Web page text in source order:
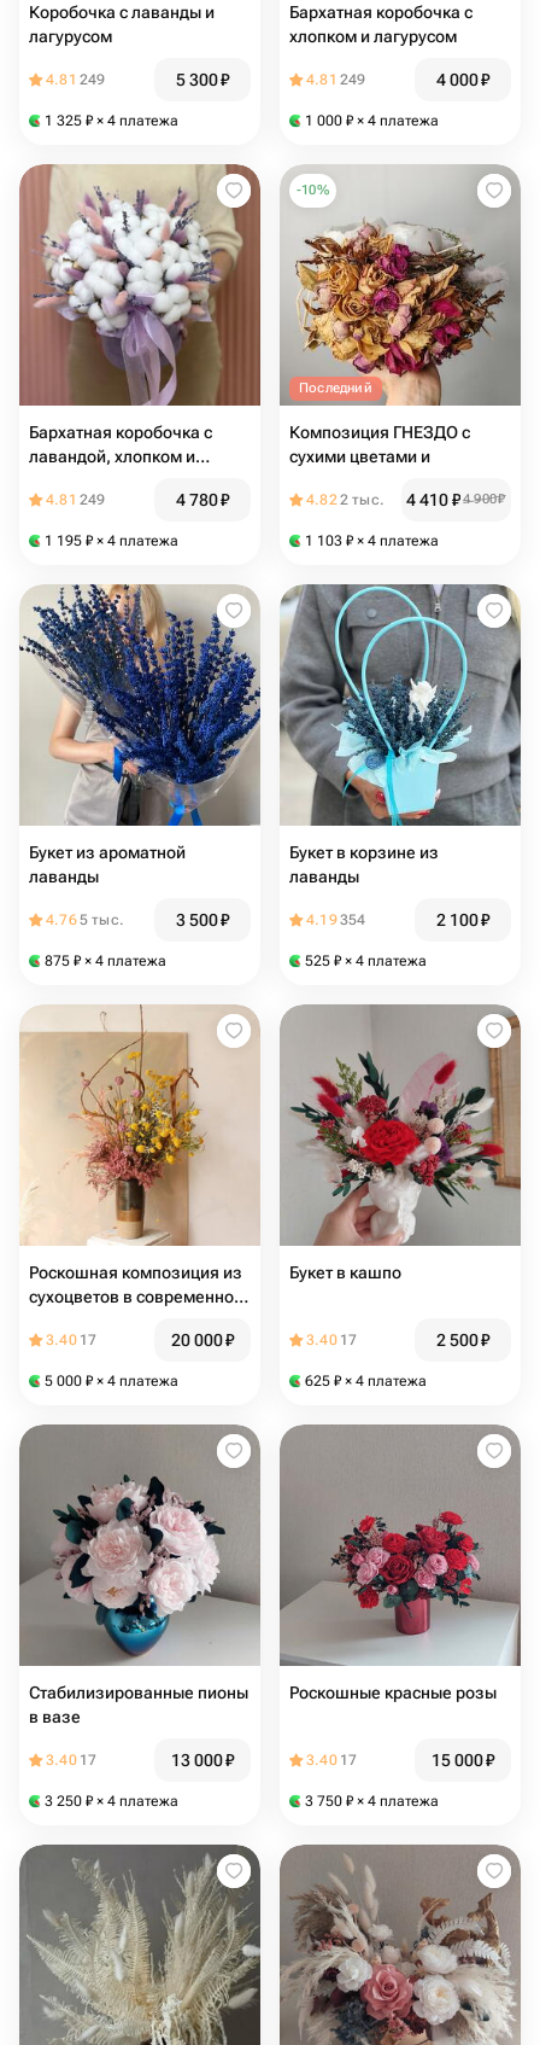
Коробочка с лаванды и
лагурусом
4.81 249 5 300₽
1 325 ₽ × 4 платежа
Бархатная коробочка с
хлопком и лагурусом
4.81 249 4 000₽
1 000 ₽ × 4 платежа
Бархатная коробочка с
лавандой, хлопком и
4.81 249 4 780₽
1 195 ₽ × 4 платежа
-10%
Последний
Композиция ГНЕЗДО с
сухими цветами и
4.822 тыс. 4 410₽4 900₽
1 103 ₽ × 4 платежа
Букет из ароматной
лаванды
4.765 тыс. 3 500₽
875 ₽ × 4 платежа
Букет в корзине из
лаванды
4.19354 2 100₽
525 ₽ × 4 платежа
Роскошная композиция из
сухоцветов в современной
3.40 17 20 000₽
5 000 ₽ × 4 платежа
Букет в кашпо
3.40 17 2 500₽
625 ₽ × 4 платежа
Стабилизированные пионы
в вазе
3.40 17 13 000₽
3 250 ₽ × 4 платежа
Роскошные красные розы
3.40 17 15 000₽
3 750 ₽ × 4 платежа